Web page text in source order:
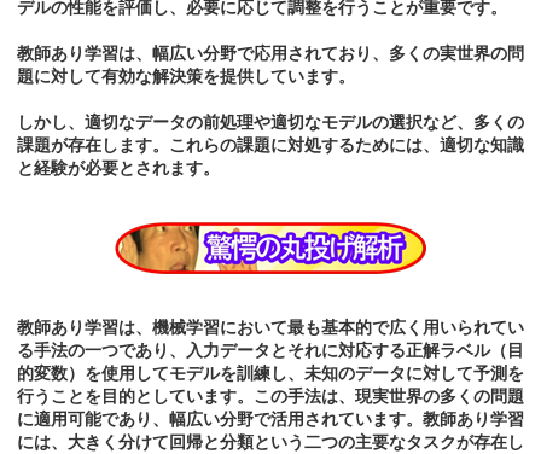
デルの性能を評価し、必要に応じて調整を行うことが重要です。
教師あり学習は、幅広い分野で応用されており、多くの実世界の問
題に対して有効な解決策を提供しています。
しかし、適切なデータの前処理や適切なモデルの選択など、多くの
課題が存在します。これらの課題に対処するためには、適切な知識
と経験が必要とされます。
教師あり学習は、機械学習において最も基本的で広く用いられてい
る手法の一つであり、入力データとそれに対応する正解ラベル（目
的変数）を使用してモデルを訓練し、未知のデータに対して予測を
行うことを目的としています。この手法は、現実世界の多くの問題
に適用可能であり、幅広い分野で活用されています。教師あり学習
には、大きく分けて回帰と分類という二つの主要なタスクが存在し